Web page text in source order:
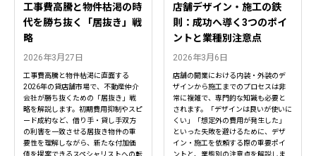
工事費高騰と物件枯渇の時
代を勝ち抜く「居抜き」戦
略
2026年3月27日
工事費高騰と物件枯渇に直面する
2026年の貸店舗市場で、不動産仲介
会社が勝ち抜くための「居抜き」戦
略を解説します。初期費用抑制やスピ
ード成約など、借り手・貸し手双方
の利害を一致させる居抜き物件の重
要性を理解しながら、新たな付加価
値を提案できるスペシャリストへの転
店舗デザイン・施工の鉄
則：成功へ導く3つのポイ
ントと業種別注意点
2026年3月6日
店舗の開業における内装・外装のデ
ザインから施工までのプロセスは非
常に複雑で、専門的な知識も必要と
されます。「デザインは良いが使いに
くい」「想定外の費用が発生した」
といった失敗を避けるために、デザ
イン・施工を依頼する際の重要ポイ
ントと、業態別の注意点を解説しま